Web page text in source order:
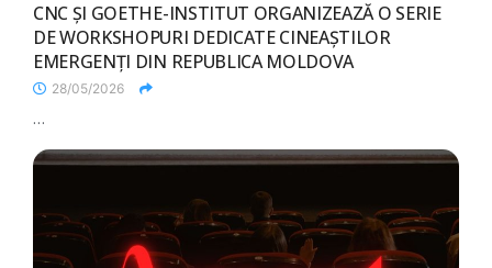
CNC ȘI GOETHE-INSTITUT ORGANIZEAZĂ O SERIE
DE WORKSHOPURI DEDICATE CINEAȘTILOR
EMERGENȚI DIN REPUBLICA MOLDOVA
28/05/2026
...